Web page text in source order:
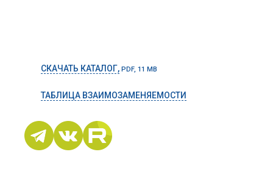
СКАЧАТЬ КАТАЛОГ, PDF, 11 MB
ТАБЛИЦА ВЗАИМОЗАМЕНЯЕМОСТИ